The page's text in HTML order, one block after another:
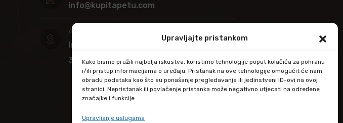
Upravljajte pristankom
Kako bismo pružili najbolja iskustva, koristimo tehnologije poput kolačića za pohranu
i/ili pristup informacijama o uređaju. Pristanak na ove tehnologije omogućit će nam
obradu podataka kao što su ponašanje pregledavanja ili jedinstveni ID-ovi na ovoj
stranici. Nepristanak ili povlačenje pristanka može negativno utjecati na određene
značajke i funkcije.
Upravljanje uslugama
info@kupitapetu.com
Adresa
Industrijska ulica 39,
34000 Požega